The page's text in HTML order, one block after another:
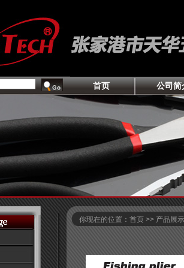
首页 公司简
你现在的位置：首页 >> 产品展